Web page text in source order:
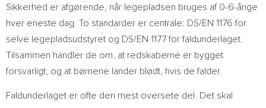
Sikkerhed er afgørende, når legepladsen bruges af 0-6-årige
hver eneste dag. To standarder er centrale: DS/EN 1176 for
selve legepladsudstyret og DS/EN 1177 for faldunderlaget.
Tilsammen handler de om, at redskaberne er bygget
forsvarligt, og at børnene lander blødt, hvis de falder.
Faldunderlaget er ofte den mest oversete del. Det skal